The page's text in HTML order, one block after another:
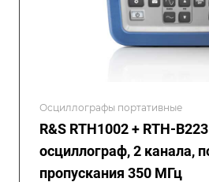
Осциллографы портативные
R&S RTH1002 + RTH-
осциллограф, 2 канала,
пропускания 350 МГц